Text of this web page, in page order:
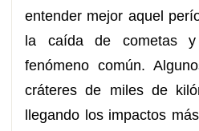
entender mejor aquel
la caída de cometas
fenómeno común.
cráteres de miles de
llegando los impactos